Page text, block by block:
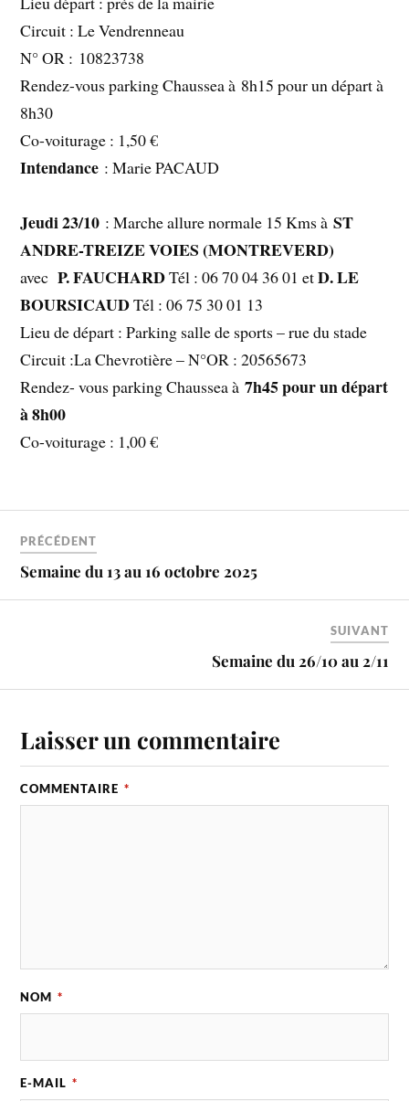
Circuit : Le Vendrenneau
N° OR : 10823738
Rendez-vous parking Chaussea à 8h15 pour un départ à
8h30
Co-voiturage : 1,50 €
Intendance : Marie PACAUD
Jeudi 23/10 : Marche allure normale 15 Kms àST
ANDRE-TREIZE VOIES (MONTREVERD)
avecP. FAUCHARDTél : 06 70 04 36 01 etD. LE
BOURSICAUDTél : 06 75 30 01 13
Lieu de départ : Parking salle de sports – rue du stade
Circuit :La Chevrotière – N°OR : 20565673
Rendez- vous parking Chaussea à7h45 pour un départ
à 8h00
Co-voiturage : 1,00 €
PRÉCÉDENT
Semaine du 13 au 16 octobre 2025
SUIVANT
Semaine du 26/10 au 2/11
Laisser un commentaire
COMMENTAIRE *
NOM *
E-MAIL *